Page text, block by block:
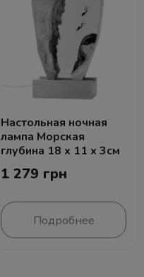
Настольная ночная
лампа Морская
глубина 18 х 11 х 3см
1 279 грн
Подробнее